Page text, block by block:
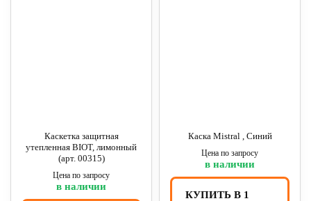
Каскетка защитная
утепленная BIOT, лимонный
(арт. 00315)
Цена по запросу
в наличии
Каска Mistral , Синий
Цена по запросу
в наличии
КУПИТЬ В 1